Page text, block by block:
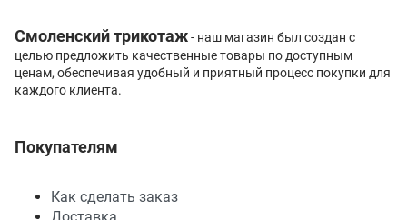
Смоленский трикотаж- наш магазин был создан с
целью предложить качественные товары по доступным
ценам, обеспечивая удобный и приятный процесс покупки для
каждого клиента.
Покупателям
Как сделать заказ